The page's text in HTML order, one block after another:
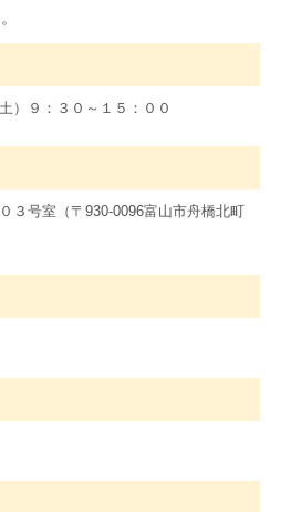
）９：３０～１５：００
３号室（〒930-0096富山市舟橋北町